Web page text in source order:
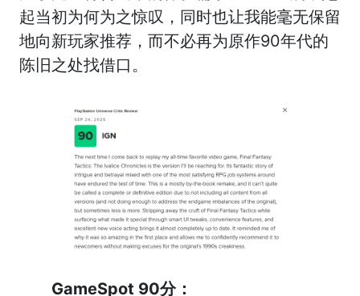
起当初为何为之惊叹，同时也让我能毫无保留
地向新玩家推荐，而不必再为原作90年代的
陈旧之处找借口。
GameSpot 90分：